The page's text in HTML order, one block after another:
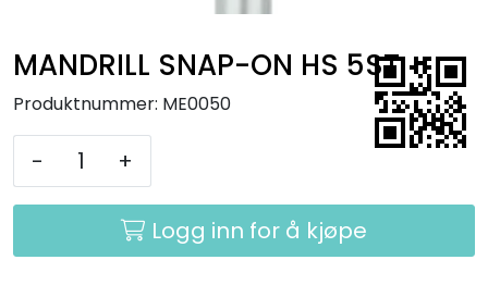
MANDRILL SNAP-ON HS 5ST
Produktnummer: ME0050
- +
Logg inn for å kjøpe